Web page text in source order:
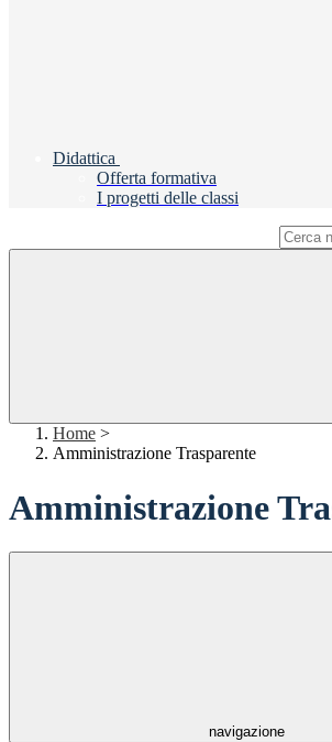
Didattica
Offerta formativa
I progetti delle classi
Home >
Amministrazione Trasparente
Amministrazione
navigazione